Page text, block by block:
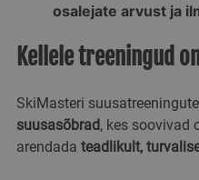
osalejate arvust ja
Kellele treeningud
SkiMasteri
suusasõbrad, kes soovivad
arendada teadlikult,